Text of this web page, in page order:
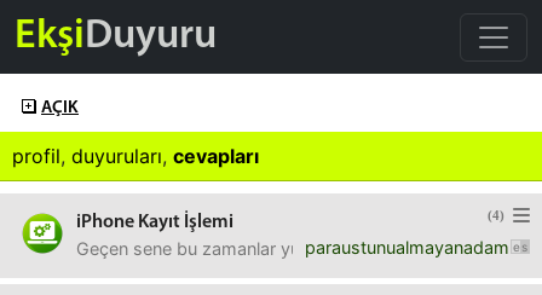
EkşiDuyuru
AÇIK
profil, duyuruları, cevapları
(4)
iPhone Kayıt İşlemi
paraustunualmayanadam
Geçen sene bu zamanlar yurtdışından 16 Pro Max